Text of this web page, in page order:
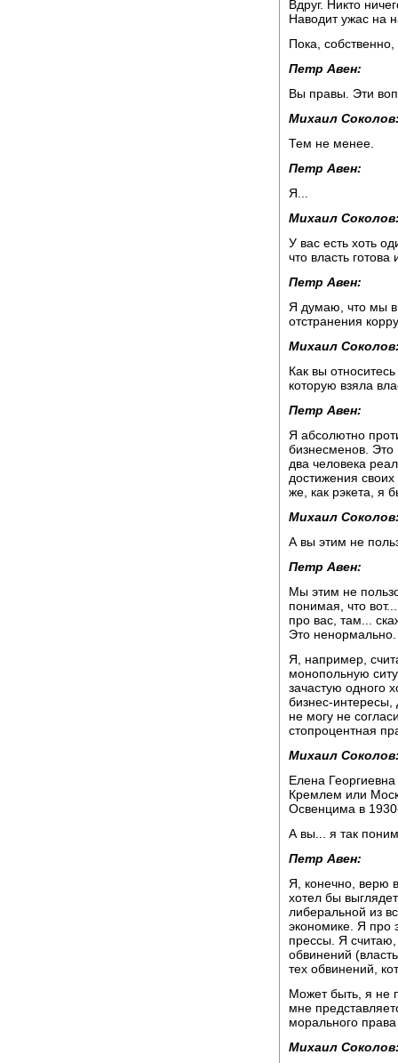
Вдруг. Никто
Наводит ужас на
Пока,
Петр Авен:
Вы правы. Эти
Михаил
Тем не менее.
Петр Авен:
Я...
Михаил
У вас есть хоть
что власть готова
Петр Авен:
Я думаю, что мы
отстранения
Михаил
Как вы
которую взяла
Петр Авен:
Я абсолютно
бизнесменов. Это
два человека
достижения
же, как рэкета, я
Михаил
А вы этим не
Петр Авен:
Мы этим не
понимая, что
про вас, там...
Это ненормально.
Я, например,
монопольную
зачастую одного
бизнес-
не могу не
стопроцентная
Михаил
Елена
Кремлем или
Освенцима в
А вы... я так
Петр Авен:
Я, конечно, верю
хотел бы
либеральной из
экономике. Я про
прессы. Я считаю,
обвинений
тех обвинений,
Может быть, я не
мне
морального права
Михаил